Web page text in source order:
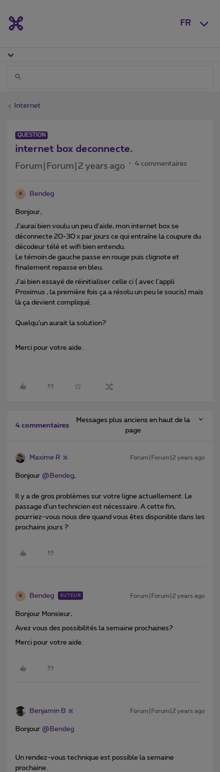
FR
Internet
QUESTION
internet box deconnecte.
Forum|Forum|2 years ago 4 commentaires
B Bendeg
Bonjour,
J’aurai bien voulu un peu d’aide, mon internet box se
déconnecte 20-30 x par jours ce qui entraîne la coupure du
décodeur télé et wifi bien entendu.
Le témoin de gauche passe en rouge puis clignote et
finalement repasse en bleu.
J’ai bien essayé de réinitialiser celle ci ( avec l’appli
Proximus , la première fois ça a résolu un peu le soucis) mais
là ça devient compliqué.
Quelqu’un aurait la solution?
Merci pour votre aide.
4 commentaires
Messages plus anciens en haut de la
page
Maxime R Forum|Forum|2 years ago
Bonjour @Bendeg,
Il y a de gros problèmes sur votre ligne actuellement. Le
passage d’un technicien est nécessaire. A cette fin,
pourriez-vous nous dire quand vous êtes disponible dans les
prochains jours ?
B Bendeg AUTEUR Forum|Forum|2 years ago
Bonjour Monsieur,
Avez vous des possibilités la semaine prochaines?
Merci pour votre aide.
Benjamin B Forum|Forum|2 years ago
Bonjour @Bendeg
Un rendez-vous technique est possible la semaine
prochaine.